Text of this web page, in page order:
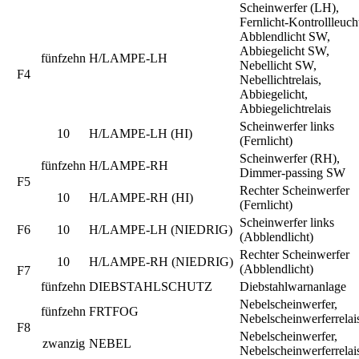
F4
fünfzehn H/LAMPE-LH
Scheinwerfer (LH),
Fernlicht-
Abblendlicht SW,
Abbiegelicht SW,
Nebellicht SW,
Nebellichtrelais,
Abbiegelicht,
Abbiegelichtrelais
10
H/LAMPE-LH (HI)
Scheinwerfer links
(Fernlicht)
F5
fünfzehn H/LAMPE-RH
Scheinwerfer (RH),
Dimmer-passing SW
10
H/LAMPE-RH (HI)
Rechter Scheinwerfer
(Fernlicht)
F6
10 H/LAMPE-LH (NIEDRIG)
Scheinwerfer links
(Abblendlicht)
F7
10 H/LAMPE-RH (NIEDRIG)
Rechter Scheinwerfer
(Abblendlicht)
fünfzehn DIEBSTAHLSCHUTZ Diebstahlwarnanlage
F8
fünfzehn FRTFOG
Nebelscheinwerfer,
zwanzig NEBEL
Nebelscheinwerfer,